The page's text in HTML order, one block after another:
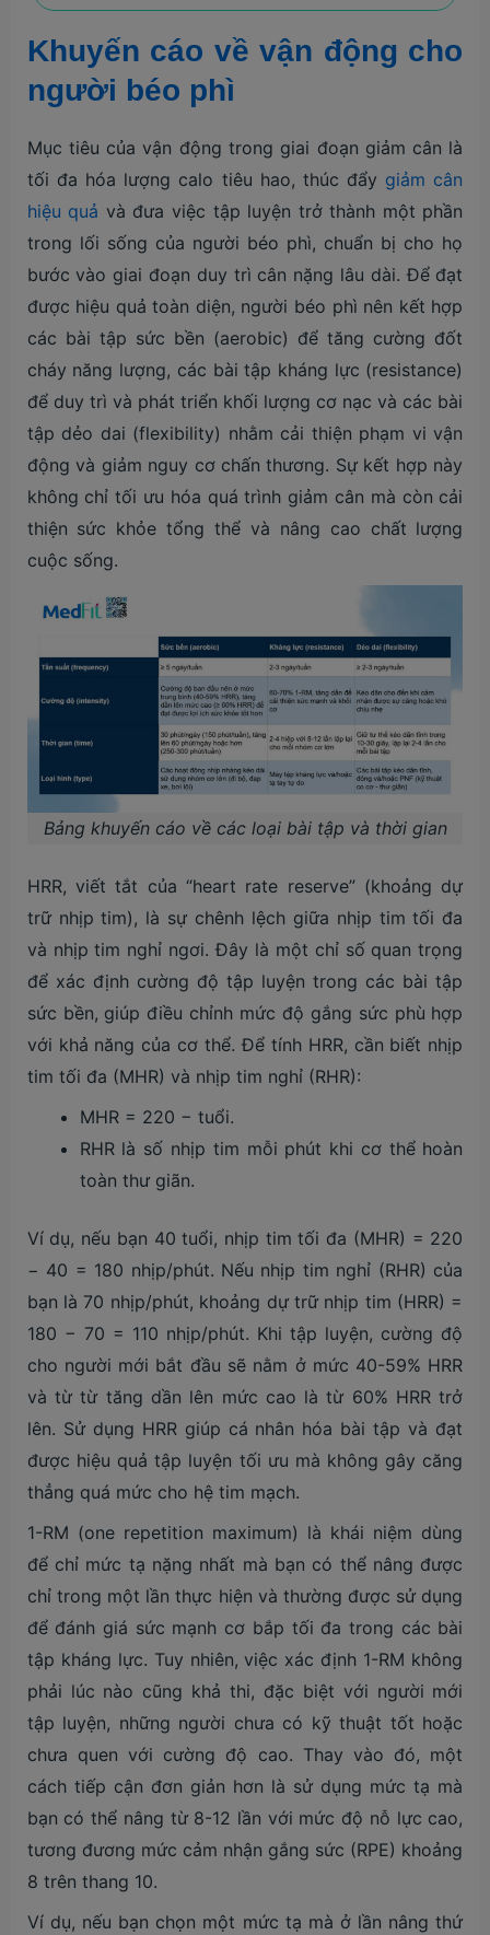
Khuyến cáo về vận động cho
người béo phì
Mục tiêu của vận động trong giai đoạn giảm cân là
tối đa hóa lượng calo tiêu hao, thúc đẩy giảm cân
hiệu quả và đưa việc tập luyện trở thành một phần
trong lối sống của người béo phì, chuẩn bị cho họ
bước vào giai đoạn duy trì cân nặng lâu dài. Để đạt
được hiệu quả toàn diện, người béo phì nên kết hợp
các bài tập sức bền (aerobic) để tăng cường đốt
cháy năng lượng, các bài tập kháng lực (resistance)
để duy trì và phát triển khối lượng cơ nạc và các bài
tập dẻo dai (flexibility) nhằm cải thiện phạm vi vận
động và giảm nguy cơ chấn thương. Sự kết hợp này
không chỉ tối ưu hóa quá trình giảm cân mà còn cải
thiện sức khỏe tổng thể và nâng cao chất lượng
cuộc sống.
Bảng khuyến cáo về các loại bài tập và thời gian
HRR, viết tắt của “heart rate reserve” (khoảng dự
trữ nhịp tim), là sự chênh lệch giữa nhịp tim tối đa
và nhịp tim nghỉ ngơi. Đây là một chỉ số quan trọng
để xác định cường độ tập luyện trong các bài tập
sức bền, giúp điều chỉnh mức độ gắng sức phù hợp
với khả năng của cơ thể. Để tính HRR, cần biết nhịp
tim tối đa (MHR) và nhịp tim nghỉ (RHR):
MHR = 220 − tuổi.
RHR là số nhịp tim mỗi phút khi cơ thể hoàn
toàn thư giãn.
Ví dụ, nếu bạn 40 tuổi, nhịp tim tối đa (MHR) = 220
− 40 = 180 nhịp/phút. Nếu nhịp tim nghỉ (RHR) của
bạn là 70 nhịp/phút, khoảng dự trữ nhịp tim (HRR) =
180 − 70 = 110 nhịp/phút. Khi tập luyện, cường độ
cho người mới bắt đầu sẽ nằm ở mức 40-59% HRR
và từ từ tăng dần lên mức cao là từ 60% HRR trở
lên. Sử dụng HRR giúp cá nhân hóa bài tập và đạt
được hiệu quả tập luyện tối ưu mà không gây căng
thẳng quá mức cho hệ tim mạch.
1-RM (one repetition maximum) là khái niệm dùng
để chỉ mức tạ nặng nhất mà bạn có thể nâng được
chỉ trong một lần thực hiện và thường được sử dụng
để đánh giá sức mạnh cơ bắp tối đa trong các bài
tập kháng lực. Tuy nhiên, việc xác định 1-RM không
phải lúc nào cũng khả thi, đặc biệt với người mới
tập luyện, những người chưa có kỹ thuật tốt hoặc
chưa quen với cường độ cao. Thay vào đó, một
cách tiếp cận đơn giản hơn là sử dụng mức tạ mà
bạn có thể nâng từ 8-12 lần với mức độ nỗ lực cao,
tương đương mức cảm nhận gắng sức (RPE) khoảng
8 trên thang 10.
Ví dụ, nếu bạn chọn một mức tạ mà ở lần nâng thứ